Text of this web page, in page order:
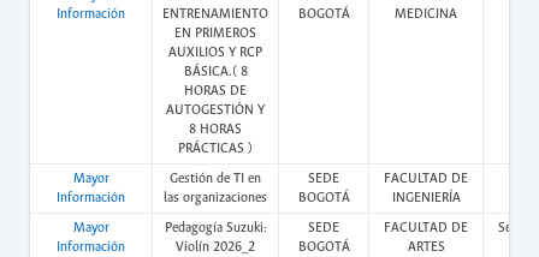
Información
ENTRENAMIENTO
EN PRIMEROS
AUXILIOS Y RCP
BÁSICA.( 8
HORAS DE
AUTOGESTIÓN Y
8 HORAS
PRÁCTICAS )
BOGOTÁ
MEDICINA
Mayor
Información
Gestión de TI en
las organizaciones
SEDE
BOGOTÁ
FACULTAD DE
INGENIERÍA
Mayor
Información
Pedagogía Suzuki:
Violín 2026_2
SEDE
BOGOTÁ
FACULTAD DE
ARTES